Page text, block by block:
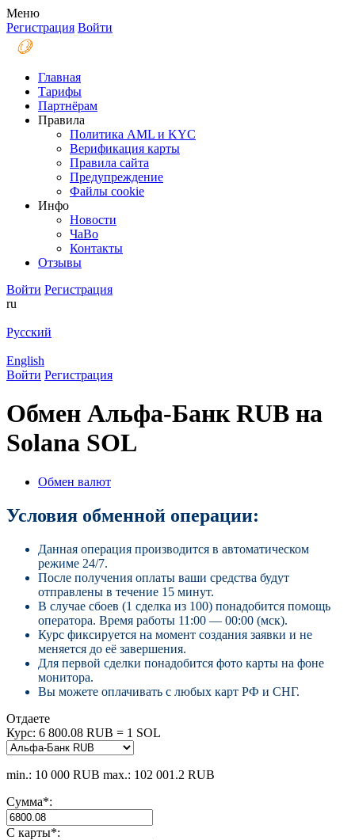
Меню
Регистрация Войти
Главная
Тарифы
Партнёрам
Правила
Политика AML и KYC
Верификация карты
Правила сайта
Предупреждение
Файлы coоkie
Инфо
Новости
ЧаВо
Контакты
Отзывы
Войти Регистрация
ru
Русский
English
Войти Регистрация
Обмен Альфа-Банк RUB на
Solana SOL
Обмен валют
Условия обменной операции:
Данная операция производится в автоматическом
режиме 24/7.
После получения оплаты ваши средства будут
отправлены в течение 15 минут.
В случае сбоев (1 сделка из 100) понадобится помощь
оператора. Время работы 11:00 — 00:00 (мск).
Курс фиксируется на момент создания заявки и не
меняется до её завершения.
Для первой сделки понадобится фото карты на фоне
монитора.
Вы можете оплачивать с любых карт РФ и СНГ.
Отдаете
Курс: 6 800.08 RUB = 1 SOL
min.: 10 000 RUB max.: 102 001.2 RUB
Сумма*:
С карты*: